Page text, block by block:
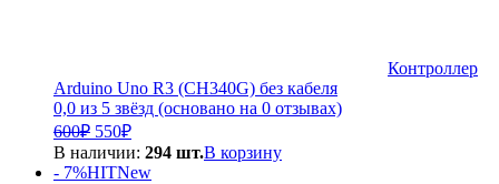
Контроллер
Arduino Uno R3 (CH340G) без кабеля
0,0 из 5 звёзд (основано на 0 отзывах)
600₽ Первоначальная
цена
составляла
550₽Текущая
цена:
550₽.
В наличии: 294 шт.В корзину
- 7%HITNew